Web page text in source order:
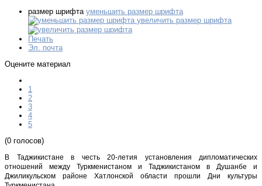
размер шрифта уменьшить размер шрифта
увеличить размер шрифта
Печать
Эл. почта
Оцените материал
1
2
3
4
5
(0 голосов)
В Таджикистане в честь 20-летия установления дипломатических
отношений между Туркменистаном и Таджикистаном в Душанбе и
Джиликульском районе Хатлонской области прошли Дни культуры